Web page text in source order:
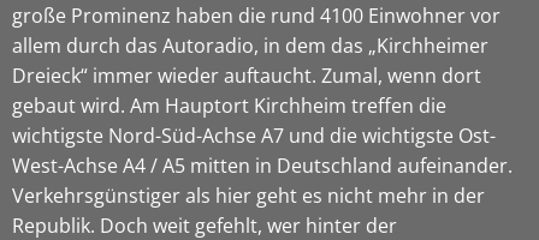
große Prominenz haben die rund 4100 Einwohner vor
allem durch das Autoradio, in dem das „Kirchheimer
Dreieck“ immer wieder auftaucht. Zumal, wenn dort
gebaut wird. Am Hauptort Kirchheim treffen die
wichtigste Nord-Süd-Achse A7 und die wichtigste Ost-
West-Achse A4 / A5 mitten in Deutschland aufeinander.
Verkehrsgünstiger als hier geht es nicht mehr in der
Republik. Doch weit gefehlt, wer hinter der